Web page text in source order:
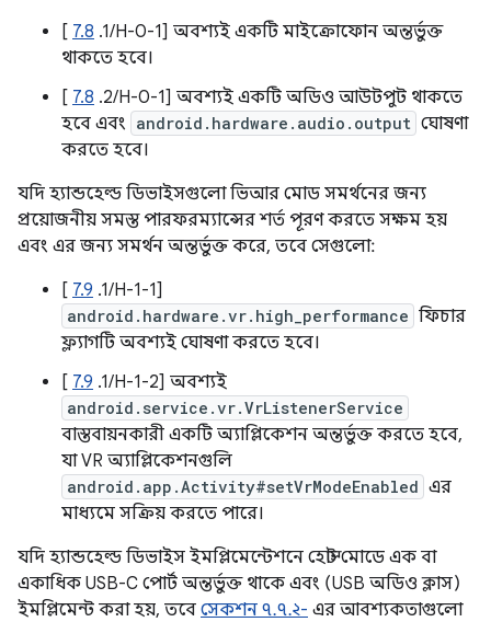
[ 7.8 .1/H-0-1] অবশ্যই একটি মাইক্রোফোন অন্তর্ভুক্ত
থাকতে হবে।
[ 7.8 .2/H-0-1] অবশ্যই একটি অডিও আউটপুট থাকতে
হবে এবং android.hardware.audio.output ঘোষণা
করতে হবে।
যদি হ্যান্ডহেল্ড ডিভাইসগুলো ভিআর মোড সমর্থনের জন্য
প্রয়োজনীয় সমস্ত পারফরম্যান্সের শর্ত পূরণ করতে সক্ষম হয়
এবং এর জন্য সমর্থন অন্তর্ভুক্ত করে, তবে সেগুলো:
[ 7.9 .1/H-1-1]
android.hardware.vr.high_performance ফিচার
ফ্ল্যাগটি অবশ্যই ঘোষণা করতে হবে।
[ 7.9 .1/H-1-2] অবশ্যই
android.service.vr.VrListenerService
বাস্তবায়নকারী একটি অ্যাপ্লিকেশন অন্তর্ভুক্ত করতে হবে,
যা VR অ্যাপ্লিকেশনগুলি
android.app.Activity#setVrModeEnabled এর
মাধ্যমে সক্রিয় করতে পারে।
যদি হ্যান্ডহেল্ড ডিভাইস ইমপ্লিমেন্টেশনে হোস্ট মোডে এক বা
একাধিক USB-C পোর্ট অন্তর্ভুক্ত থাকে এবং (USB অডিও ক্লাস)
ইমপ্লিমেন্ট করা হয়, তবে সেকশন ৭.৭.২- এর আবশ্যকতাগুলো